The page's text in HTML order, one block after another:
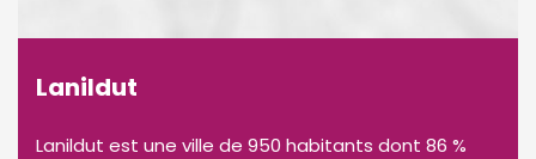
Lanildut
Lanildut est une ville de 950 habitants dont 86 %